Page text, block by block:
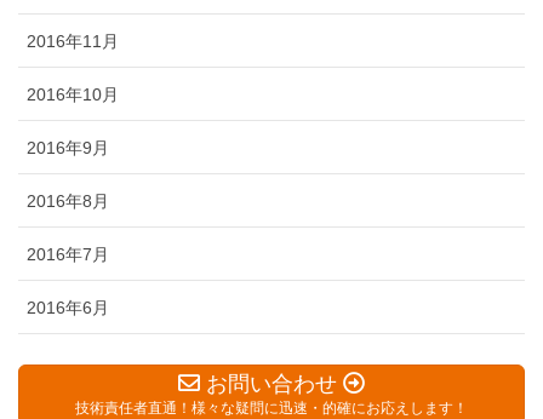
2016年11月
2016年10月
2016年9月
2016年8月
2016年7月
2016年6月
お問い合わせ
技術責任者直通！様々な疑問に迅速・的確にお応えします！